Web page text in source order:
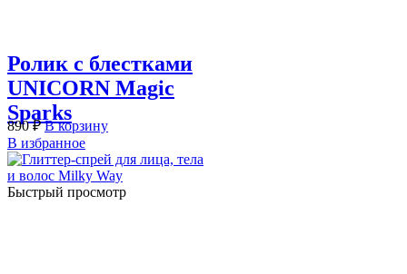
Ролик с блестками
UNICORN Magic
Sparks
890₽ В корзину
В избранное
Быстрый просмотр